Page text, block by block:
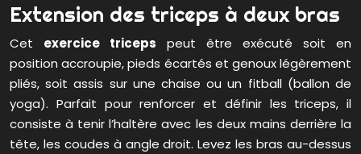
Extension des triceps à deux bras
Cet exercice triceps peut être exécuté soit en
position accroupie, pieds écartés et genoux légèrement
pliés, soit assis sur une chaise ou un fitball (ballon de
yoga). Parfait pour renforcer et définir les triceps, il
consiste à tenir l’haltère avec les deux mains derrière la
tête, les coudes à angle droit. Levez les bras au-dessus